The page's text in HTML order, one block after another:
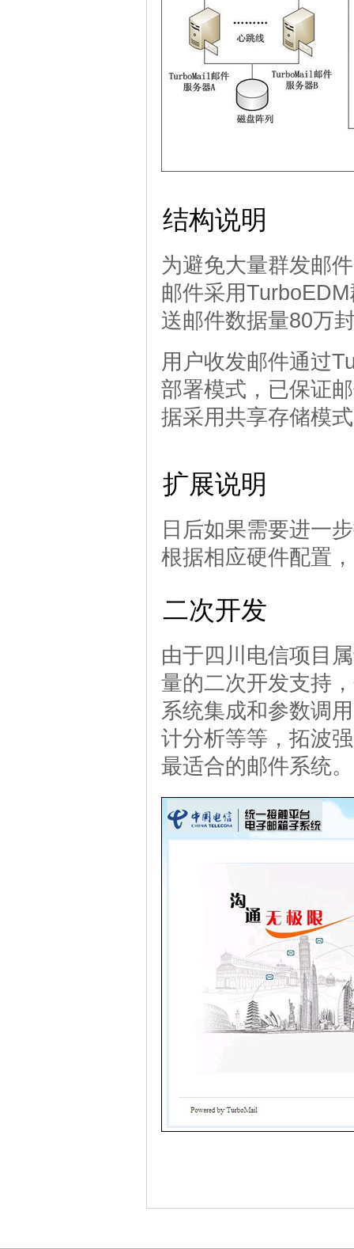
结构说明
为避免大量群发邮
邮件采用
送邮件数据量80万
用户收发邮件通过
部署模式，已保证
据采用共享存储模
扩展说明
日后如果需要进一
根据相应硬件配置
二次开发
由于四川电信项目
量的二次开发支持
系统集成和参数调
计分析等等，拓波
最适合的邮件系统。